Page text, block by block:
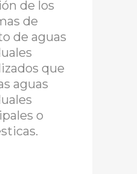
de los
de
de aguas
que
aguas
o